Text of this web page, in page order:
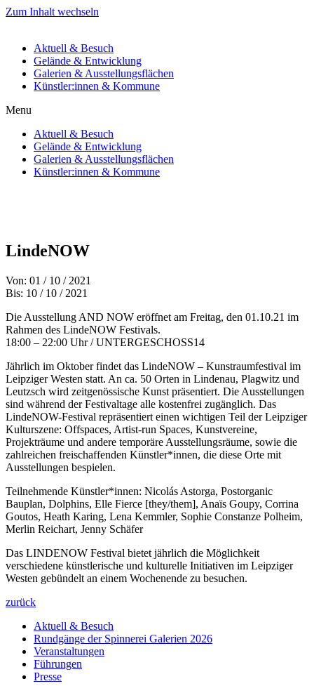
Zum Inhalt wechseln
Aktuell & Besuch
Gelände & Entwicklung
Galerien & Ausstellungsflächen
Künstler:innen & Kommune
Menu
Aktuell & Besuch
Gelände & Entwicklung
Galerien & Ausstellungsflächen
Künstler:innen & Kommune
LindeNOW
Von: 01 / 10 / 2021
Bis: 10 / 10 / 2021
Die Ausstellung AND NOW eröffnet am Freitag, den 01.10.21 im
Rahmen des LindeNOW Festivals.
18:00 – 22:00 Uhr / UNTERGESCHOSS14
Jährlich im Oktober findet das LindeNOW – Kunstraumfestival im
Leipziger Westen statt. An ca. 50 Orten in Lindenau, Plagwitz und
Leutzsch wird zeitgenössische Kunst präsentiert. Die Ausstellungen
sind während der Festivaltage alle kostenfrei zugänglich. Das
LindeNOW-Festival repräsentiert einen wichtigen Teil der Leipziger
Kulturszene: Offspaces, Artist-run Spaces, Kunstvereine,
Projekträume und andere temporäre Ausstellungsräume, sowie die
zahlreichen freischaffenden Künstler*innen, die diese Orte mit
Ausstellungen bespielen.
Teilnehmende Künstler*innen: Nicolás Astorga, Postorganic
Bauplan, Dolphins, Elle Fierce [they/them], Anaïs Goupy, Corrina
Goutos, Heath Karing, Lena Kemmler, Sophie Constanze Polheim,
Merlin Reichart, Jenny Schäfer
Das LINDENOW Festival bietet jährlich die Möglichkeit
verschiedene künstlerische und kulturelle Initiativen im Leipziger
Westen gebündelt an einem Wochenende zu besuchen.
zurück
Aktuell & Besuch
Rundgänge der Spinnerei Galerien 2026
Veranstaltungen
Führungen
Presse